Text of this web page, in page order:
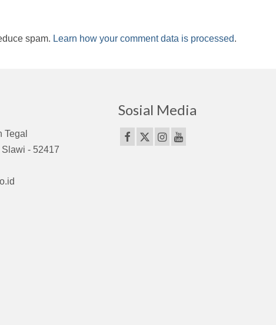
spam. Learn how your comment data is processed.
- 52417
Sosial Media